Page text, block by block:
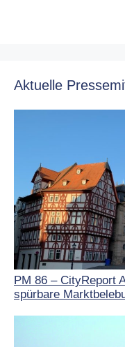
Aktuelle
PM 86 – CityReport
spürbare